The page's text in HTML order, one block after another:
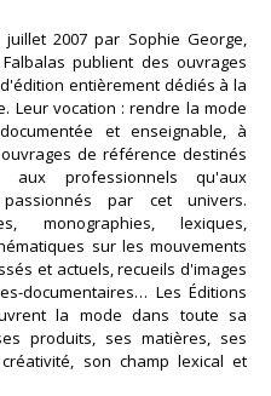
2007 par Sophie George,
publient des ouvrages
entièrement dédiés à la
Leur vocation : rendre la mode
et enseignable, à
de référence destinés
aux professionnels qu'aux
par cet univers.
monographies, lexiques,
sur les mouvements
et actuels, recueils d'images
documentaires… Les Éditions
la mode dans toute sa
produits, ses matières, ses
son champ lexical et